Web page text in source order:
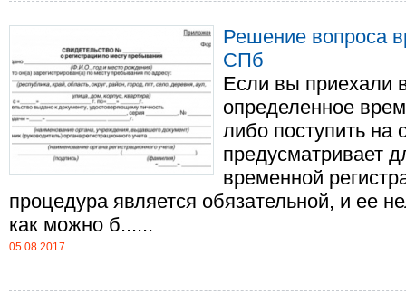
Решение вопроса
СПб
Если вы приехали
определенное
либо поступить на
предусматривает
временной
процедура является обязательной, и ее
как можно б......
05.08.2017